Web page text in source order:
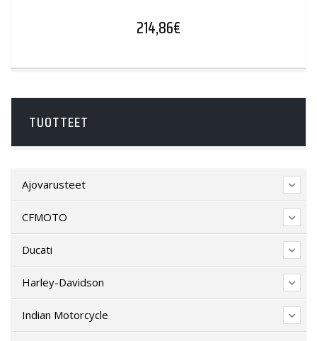
214,86€
TUOTTEET
Ajovarusteet
CFMOTO
Ducati
Harley-Davidson
Indian Motorcycle